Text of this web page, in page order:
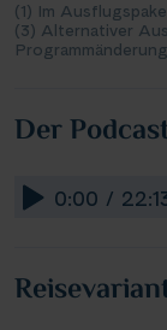
(1) Im
(3) Alternativer
Der
0:00 /